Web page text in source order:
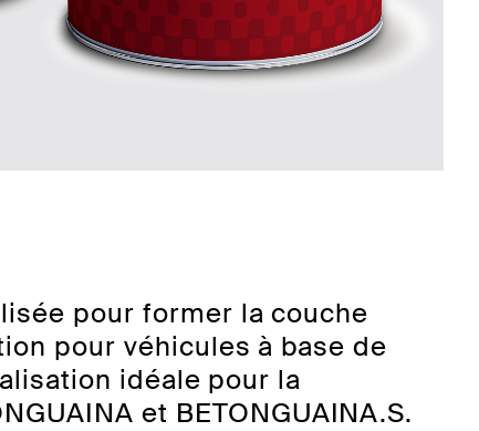
pour former la couche
pour véhicules à base de
idéale pour la
et BETONGUAINA.S.